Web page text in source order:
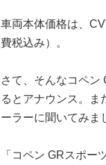
車両本体価格は、
費税込み）。
さて、そんなコペン
るとアナウンス。ま
ーラーに聞いてみま
「コペン GRスポ